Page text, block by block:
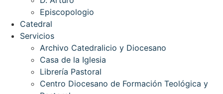
Episcopologio
Catedral
Servicios
Archivo Catedralicio y Diocesano
Casa de la Iglesia
Librería Pastoral
Centro Diocesano de Formación Teológica y